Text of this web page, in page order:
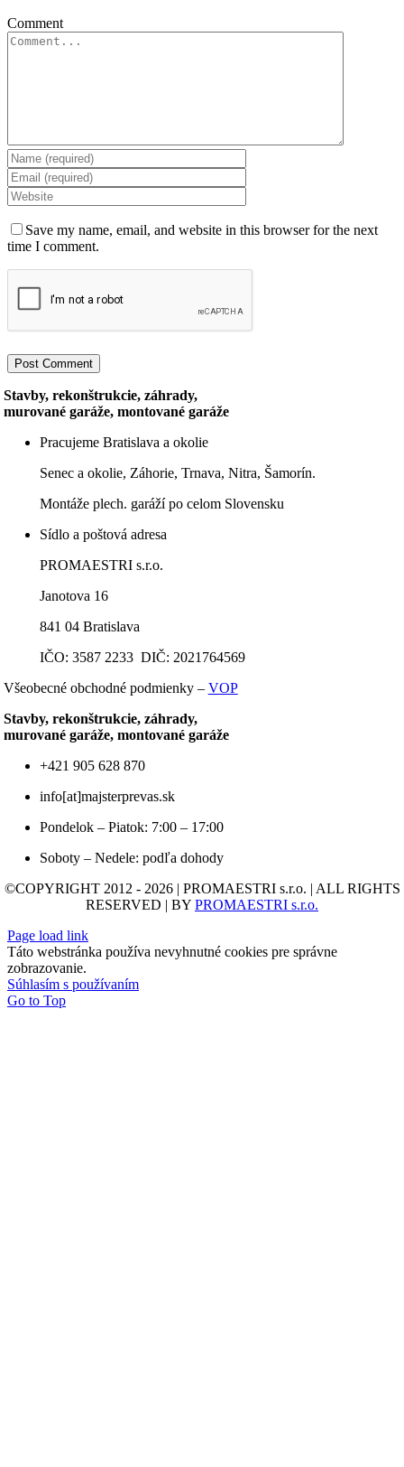
Comment
Save my name, email, and website in this browser for the next
time I comment.
Stavby, rekonštrukcie, záhrady,
murované garáže, montované garáže
Pracujeme Bratislava a okolie
Senec a okolie, Záhorie, Trnava, Nitra, Šamorín.
Montáže plech. garáží po celom Slovensku
Sídlo a poštová adresa
PROMAESTRI s.r.o.
Janotova 16
841 04 Bratislava
IČO: 3587 2233 DIČ: 2021764569
Všeobecné obchodné podmienky – VOP
Stavby, rekonštrukcie, záhrady,
murované garáže, montované garáže
+421 905 628 870
info[at]majsterprevas.sk
Pondelok – Piatok: 7:00 – 17:00
Soboty – Nedele: podľa dohody
©COPYRIGHT 2012 - 2026 | PROMAESTRI s.r.o. | ALL RIGHTS
RESERVED | BY PROMAESTRI s.r.o.
Page load link
Táto webstránka používa nevyhnutné cookies pre správne
zobrazovanie.
Súhlasím s používaním
Go to Top